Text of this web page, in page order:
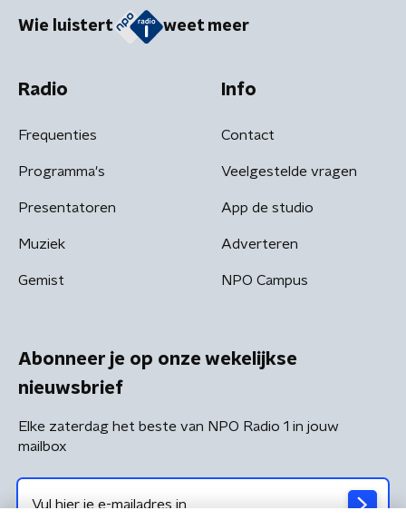
Wie luistert weet meer
Radio
Frequenties
Programma's
Presentatoren
Muziek
Gemist
Info
Contact
Veelgestelde vragen
App de studio
Adverteren
NPO Campus
Abonneer je op onze wekelijkse
nieuwsbrief
Elke zaterdag het beste van NPO Radio 1 in jouw
mailbox